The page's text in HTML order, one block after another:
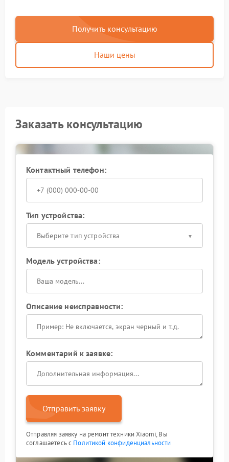
Получить консультацию
Наши цены
Заказать консультацию
Контактный телефон:
Тип устройства:
Выберите тип устройства
Модель устройства:
Описание неисправности:
Комментарий к заявке:
Отправить заявку
Отправляя заявку на ремонт техники Xiaomi, Вы
соглашаетесь с Политикой конфиденциальности